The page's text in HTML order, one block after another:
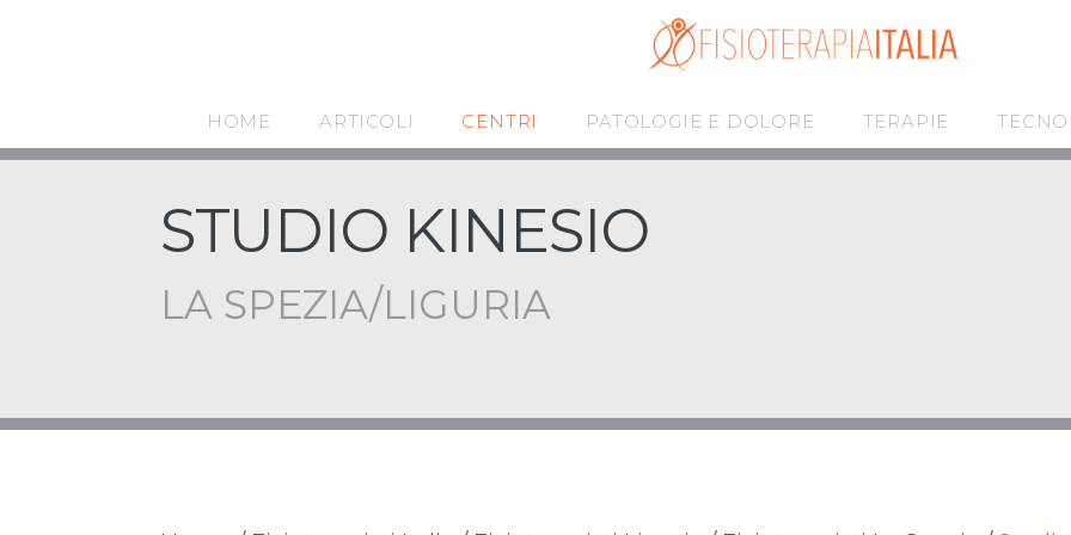
HOME ARTICOLI CENTRI PATOLOGIE E DOLORE TERAPIE
STUDIO KINESIO
LA SPEZIA/LIGURIA